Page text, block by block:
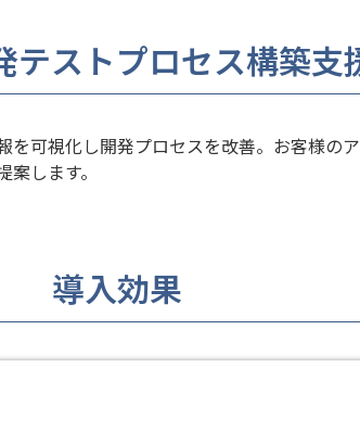
テストプロセス構築支
可視化し開発プロセスを改善。お客様の
します。
導入効果